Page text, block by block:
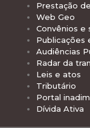
Prestação
Web Geo
Convênios e
Publicações
Audiências
Radar da
Leis e atos
Tributário
Portal
Dívida Ativa